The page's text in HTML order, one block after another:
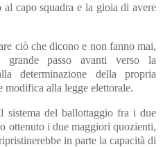
capo squadra e la gioia di avere
ciò che dicono e non fanno mai,
grande passo avanti verso la
determinazione della propria
modifica alla legge elettorale.
sistema del ballottaggio fra i due
ottenuto i due maggiori quozienti,
in parte la capacità di